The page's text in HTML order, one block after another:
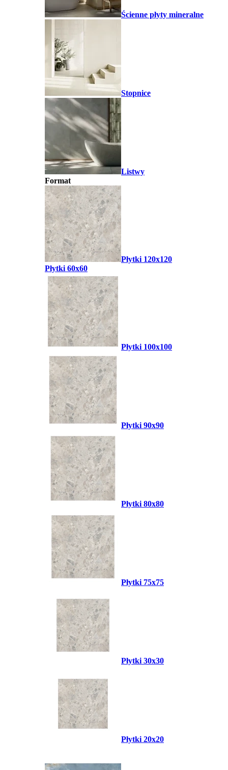
Ścienne płyty mineralne
Stopnice
Listwy
Format
Płytki 120x120
Płytki 60x60
Płytki 100x100
Płytki 90x90
Płytki 80x80
Płytki 75x75
Płytki 30x30
Płytki 20x20